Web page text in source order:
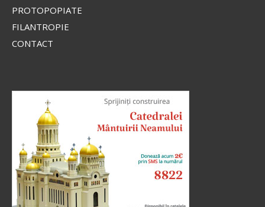
PROTOPOPIATE
FILANTROPIE
CONTACT